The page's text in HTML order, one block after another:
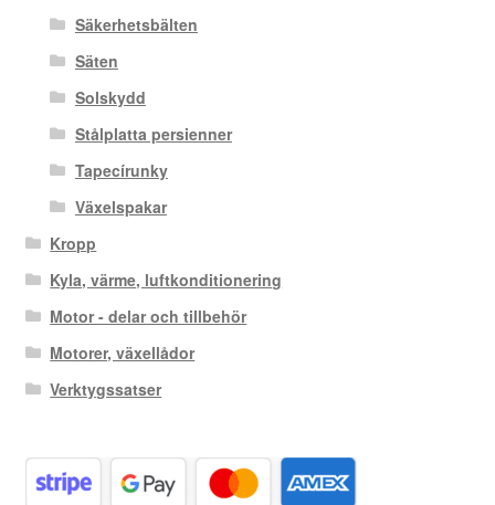
Säkerhetsbälten
Säten
Solskydd
Stålplatta persienner
Tapecírunky
Växelspakar
Kropp
Kyla, värme, luftkonditionering
Motor - delar och tillbehör
Motorer, växellådor
Verktygssatser